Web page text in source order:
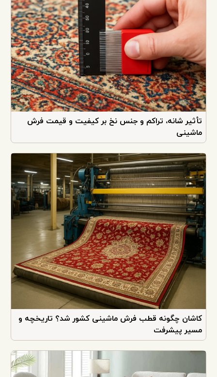
تأثیر شانه، تراکم و جنس نخ بر کیفیت و قیمت فرش
ماشینی
کاشان چگونه قطب فرش ماشینی کشور شد؟ تاریخچه و
مسیر پیشرفت